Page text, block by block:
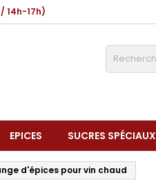
14h-17h)
EPICES SUCRES SPÉCIAUX
d'épices pour vin chaud